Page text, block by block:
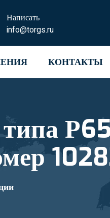
Написать
info@torgs.ru
КОНТАКТЫ
Р65